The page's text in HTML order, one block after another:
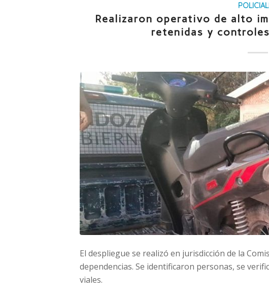
Realizaron operativo de alto
retenidas y
El despliegue se realizó en jurisdicción de la
dependencias. Se identificaron personas, se
viales.